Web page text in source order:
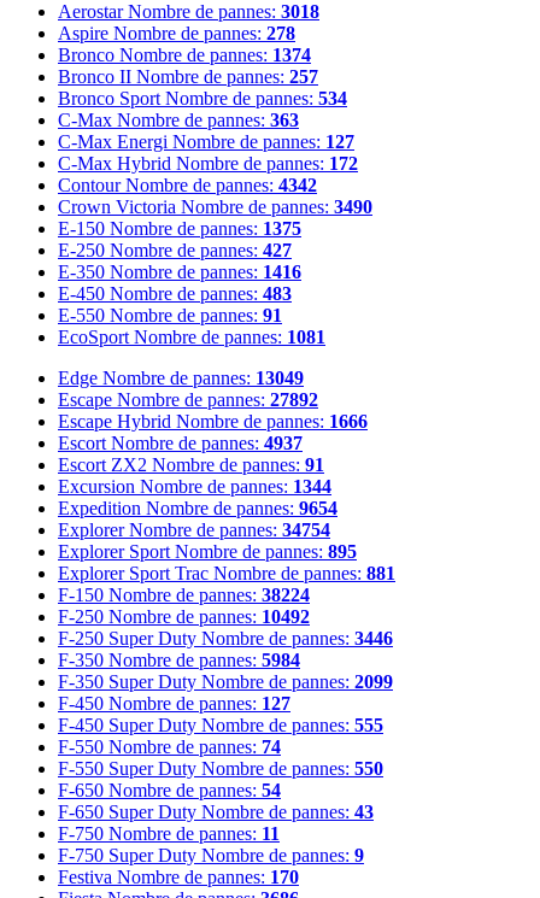
Aerostar Nombre de pannes: 3018
Aspire Nombre de pannes: 278
Bronco Nombre de pannes: 1374
Bronco II Nombre de pannes: 257
Bronco Sport Nombre de pannes: 534
C-Max Nombre de pannes: 363
C-Max Energi Nombre de pannes: 127
C-Max Hybrid Nombre de pannes: 172
Contour Nombre de pannes: 4342
Crown Victoria Nombre de pannes: 3490
E-150 Nombre de pannes: 1375
E-250 Nombre de pannes: 427
E-350 Nombre de pannes: 1416
E-450 Nombre de pannes: 483
E-550 Nombre de pannes: 91
EcoSport Nombre de pannes: 1081
Edge Nombre de pannes: 13049
Escape Nombre de pannes: 27892
Escape Hybrid Nombre de pannes: 1666
Escort Nombre de pannes: 4937
Escort ZX2 Nombre de pannes: 91
Excursion Nombre de pannes: 1344
Expedition Nombre de pannes: 9654
Explorer Nombre de pannes: 34754
Explorer Sport Nombre de pannes: 895
Explorer Sport Trac Nombre de pannes: 881
F-150 Nombre de pannes: 38224
F-250 Nombre de pannes: 10492
F-250 Super Duty Nombre de pannes: 3446
F-350 Nombre de pannes: 5984
F-350 Super Duty Nombre de pannes: 2099
F-450 Nombre de pannes: 127
F-450 Super Duty Nombre de pannes: 555
F-550 Nombre de pannes: 74
F-550 Super Duty Nombre de pannes: 550
F-650 Nombre de pannes: 54
F-650 Super Duty Nombre de pannes: 43
F-750 Nombre de pannes: 11
F-750 Super Duty Nombre de pannes: 9
Festiva Nombre de pannes: 170